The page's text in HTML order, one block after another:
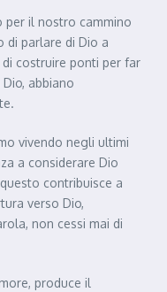
per il nostro cammino
di parlare di Dio a
costruire ponti per far
abbiano
vivendo negli ultimi
a considerare Dio
contribuisce a
verso Dio,
non cessi mai di
produce il